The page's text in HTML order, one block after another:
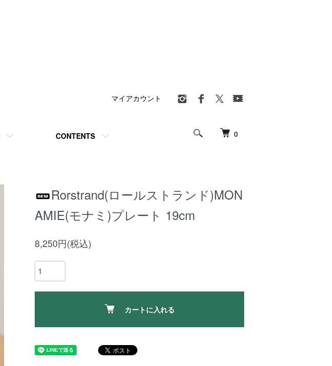
0
CONTENTS
マイアカウント
Rorstrand(ロールストランド)MON
AMIE(モナミ)プレート 19cm
8,250円(税込)
カートに入れる